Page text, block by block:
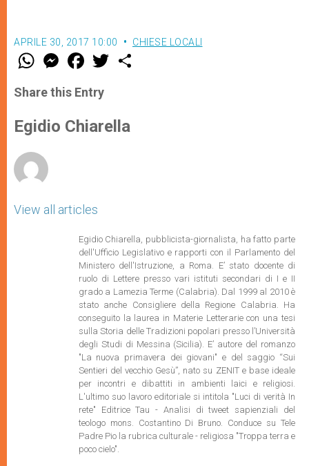
APRILE 30, 2017 10:00 CHIESE LOCALI
W
t
s
p
p
M
e
s
e
g
e
F
a
e
b
o
k
w
r
Share this Entry
Egidio Chiarella
View all articles
Egidio Chiarella, pubblicista-giornalista, ha fatto parte
dell'Ufficio Legislativo e rapporti con il Parlamento del
Ministero dell'Istruzione,
a Roma. E’ stato docente di
ruolo di Lettere presso vari istituti secondari di I e II
grado a Lamezia Terme (Calabria). Dal 1999 al 2010 è
stato anche Consigliere della Regione Calabria. Ha
conseguito la laurea in Materie Letterarie con una tesi
sulla Storia delle Tradizioni popolari presso l’Università
degli Studi di Messina (Sicilia). E’ autore del romanzo
"La nuova primavera dei giovani" e del saggio “Sui
Sentieri del vecchio Gesù”, nato su ZENIT e base ideale
per incontri e dibattiti in ambienti laici e religiosi.
L'ultimo suo lavoro editoriale si intitola "Luci di verità In
rete" Editrice Tau - Analisi di tweet sapienziali del
teologo mons. Costantino Di Bruno. Conduce su Tele
Padre Pio la rubrica culturale - religiosa "Troppa terra e
poco cielo".